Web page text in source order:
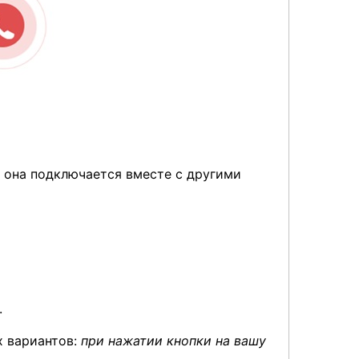
подключается вместе с другими
при нажатии кнопки на вашу